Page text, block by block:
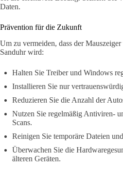
Daten.
Prävention für die Zukunft
Um zu vermeiden, dass der
Sanduhr wird:
Halten Sie Treiber und Windows
Installieren Sie nur
Reduzieren Sie die Anzahl der
Nutzen Sie regelmäßig Antiviren-
Scans.
Reinigen Sie temporäre Dateien
Überwachen Sie die
älteren Geräten.